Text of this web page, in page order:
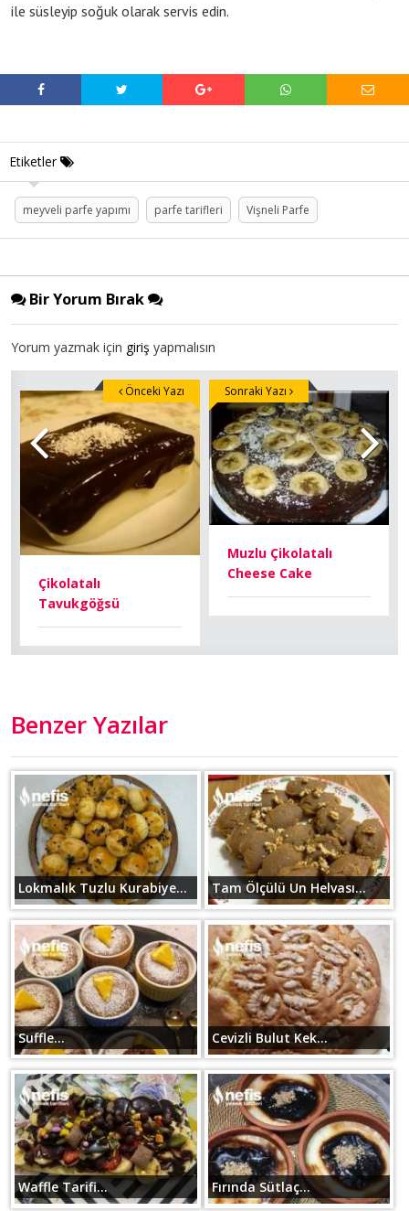
ile süsleyip soğuk olarak servis edin.
Etiketler
meyveli parfe yapımı parfe tarifleri Vişneli Parfe
Bir Yorum Bırak
Yorum yazmak için giriş yapmalısın
Çikolatalı
Tavukgöğsü
Önceki Yazı
Muzlu Çikolatalı
Cheese Cake
Sonraki Yazı
Benzer Yazılar
Lokmalık Tuzlu Kurabiye... Tam Ölçülü Un Helvası...
Suffle... Cevizli Bulut Kek...
Waffle Tarifi... Fırında Sütlaç...